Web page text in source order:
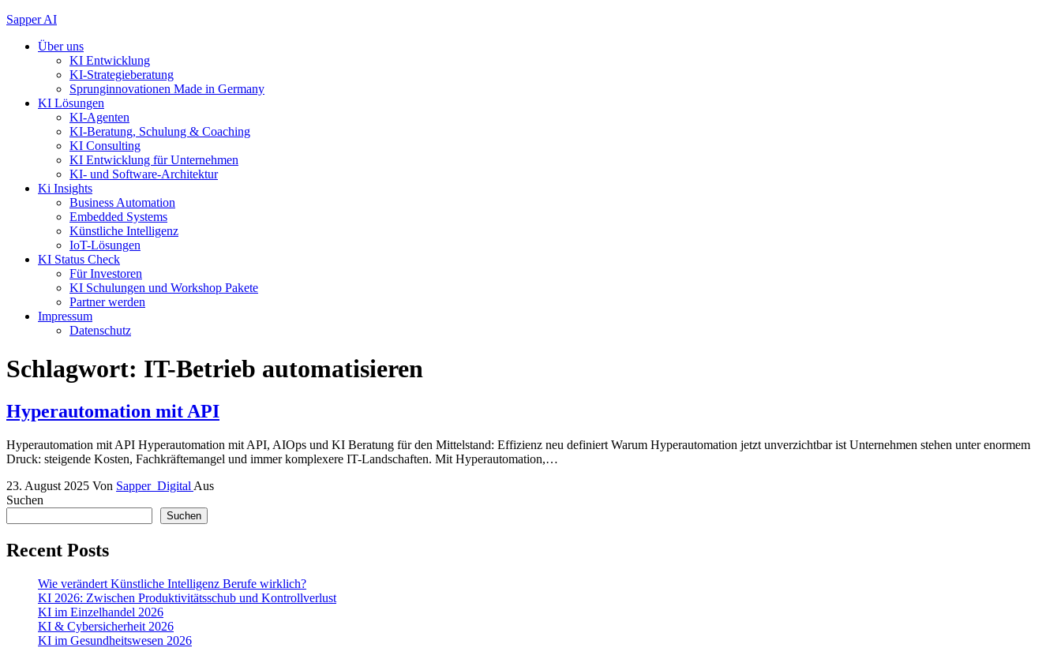
Zum
springen
Sapper AI
Über uns
KI Entwicklung
KI-Strategieberatung
Sprunginnovationen Made in Germany
KI Lösungen
KI-Agenten
KI-Beratung, Schulung & Coaching
KI Consulting
KI Entwicklung für Unternehmen
KI- und Software-Architektur
Ki Insights
Business Automation
Embedded Systems
Künstliche Intelligenz
IoT-Lösungen
KI Status Check
Für Investoren
KI Schulungen und Workshop Pakete
Partner werden
Impressum
Datenschutz
Schlagwort: IT-Betrieb automatisieren
Hyperautomation mit API
Hyperautomation mit API Hyperautomation mit API, AIOps und KI Beratung für den Mittelstand: Effizienz neu definiert Warum Hyperautomation jetzt unverzichtbar ist Unternehmen stehen unter enormem
Druck: steigende Kosten, Fachkräftemangel und immer komplexere IT-Landschaften. Mit Hyperautomation,…
23. August 2025 Von Sapper_Digital Aus
Suchen
Suchen
Recent Posts
Wie verändert Künstliche Intelligenz Berufe wirklich?
KI 2026: Zwischen Produktivitätsschub und Kontrollverlust
KI im Einzelhandel 2026
KI & Cybersicherheit 2026
KI im Gesundheitswesen 2026